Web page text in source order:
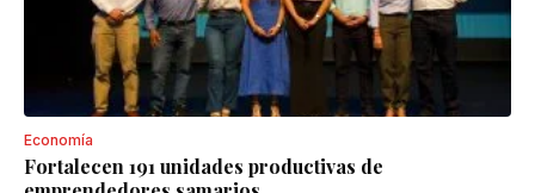
Economía
Fortalecen 191 unidades productivas de